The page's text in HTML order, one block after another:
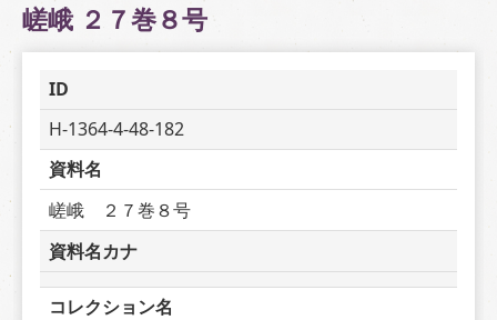
嵯峨 ２７巻８号
ID
H-1364-4-48-182
資料名
嵯峨　２７巻８号
資料名カナ
コレクション名